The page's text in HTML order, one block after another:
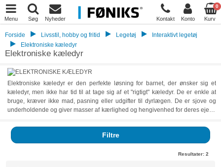
Menu Søg Nyheder Kontakt Konto
0
Kurv
Forside Livsstil, hobby og fritid Legetøj
Interaktivt legetøj
Elektroniske kæledyr
Elektroniske kæledyr
Elektroniske kæledyr er den perfekte løsning for barnet, der ønsker sig et
kæledyr, men ikke har tid til at tage sig af et "rigtigt" kæledyr. De er enkle at
bruge, kræver ikke mad, pasning eller udgifter til dyrlægen. De er sjove og
underholdende og giver masser af kærlighed og hengivenhed for deres ejere.
For det første er deres vedligeholdelse meget lav, da de ikke kræver pleje
eller daglig rengøring. De kræver heller ikke særlige næringsstoffer for at
holde sig sunde. De fleste af dem er også meget robuste, så de kan bruges af
børn uden bekymringer. Endelig er de meget billige og er derfor en god
Filtre
Resultater: 2